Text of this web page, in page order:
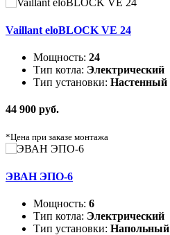
Vaillant eloBLOCK VE 24
Мощность: 24
Тип котла: Электрический
Тип установки: Настенный
44 900 руб.
*Цена при заказе монтажа
ЭВАН ЭПО-6
Мощность: 6
Тип котла: Электрический
Тип установки: Напольный